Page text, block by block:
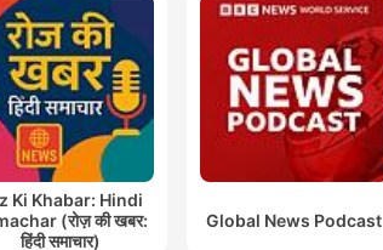
Ki Khabar: Hindi
(रोज़ की खबर:
हिंदी समाचार)
Global News Podcast